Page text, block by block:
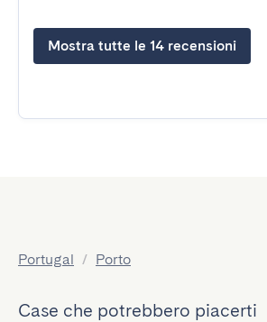
Mostra tutte le 14 recensioni
Portugal / Porto
Case che potrebbero piacerti